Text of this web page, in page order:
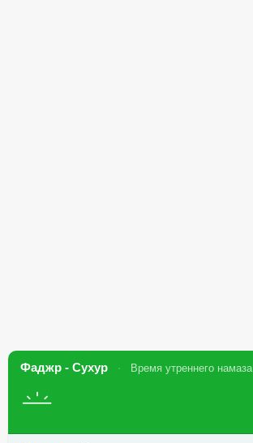
Фаджр - Сухур Время утреннего намаза